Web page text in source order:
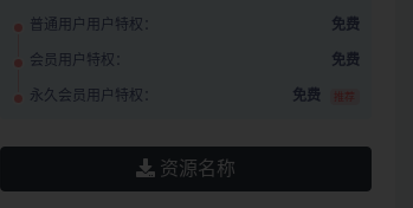
普通用户用户特权： 免费
会员用户特权： 免费
永久会员用户特权： 免费 推荐
资源名称